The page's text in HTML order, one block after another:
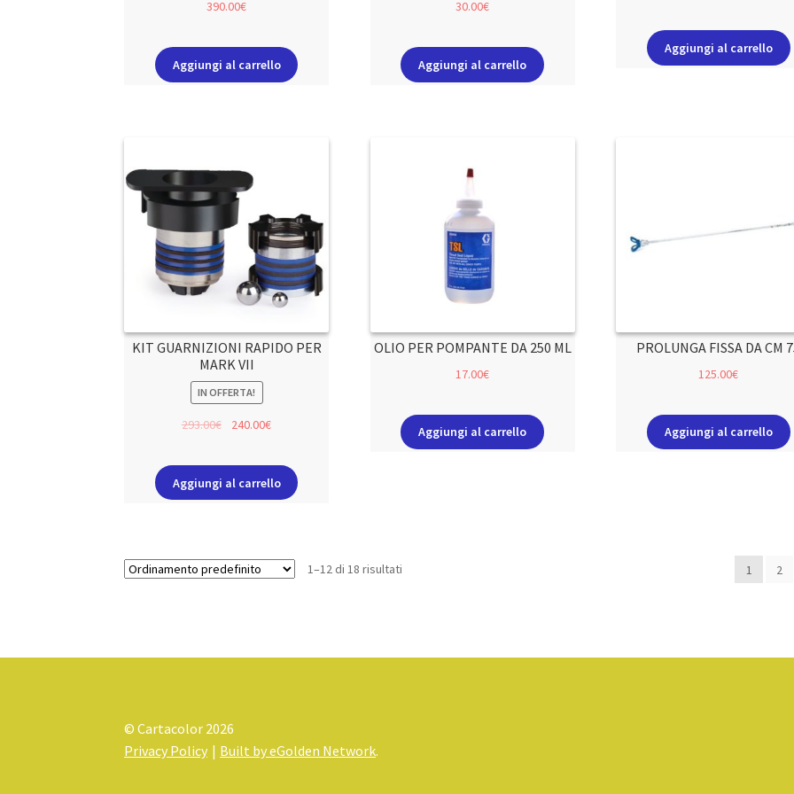
390.00€
Aggiungi al carrello
30.00€
Aggiungi al carrello
Aggiungi al carrello
KIT GUARNIZIONI RAPIDO PER
MARK VII
IN OFFERTA!
293.00€ 240.00€
Aggiungi al carrello
OLIO PER POMPANTE DA 250 ML
17.00€
Aggiungi al carrello
PROLUNGA FISSA DA CM
125.00€
Aggiungi al carrello
1–12 di 18 risultati 1 2
© Cartacolor 2026
Privacy Policy
Built by eGolden Network.